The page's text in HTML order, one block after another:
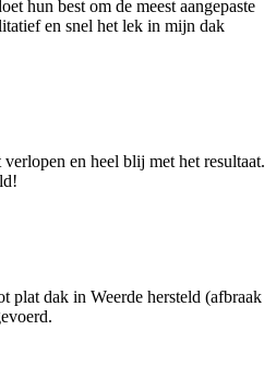
hun best om de meest aangepaste
en snel het lek in mijn dak
en heel blij met het resultaat.
plat dak in Weerde hersteld (afbraak